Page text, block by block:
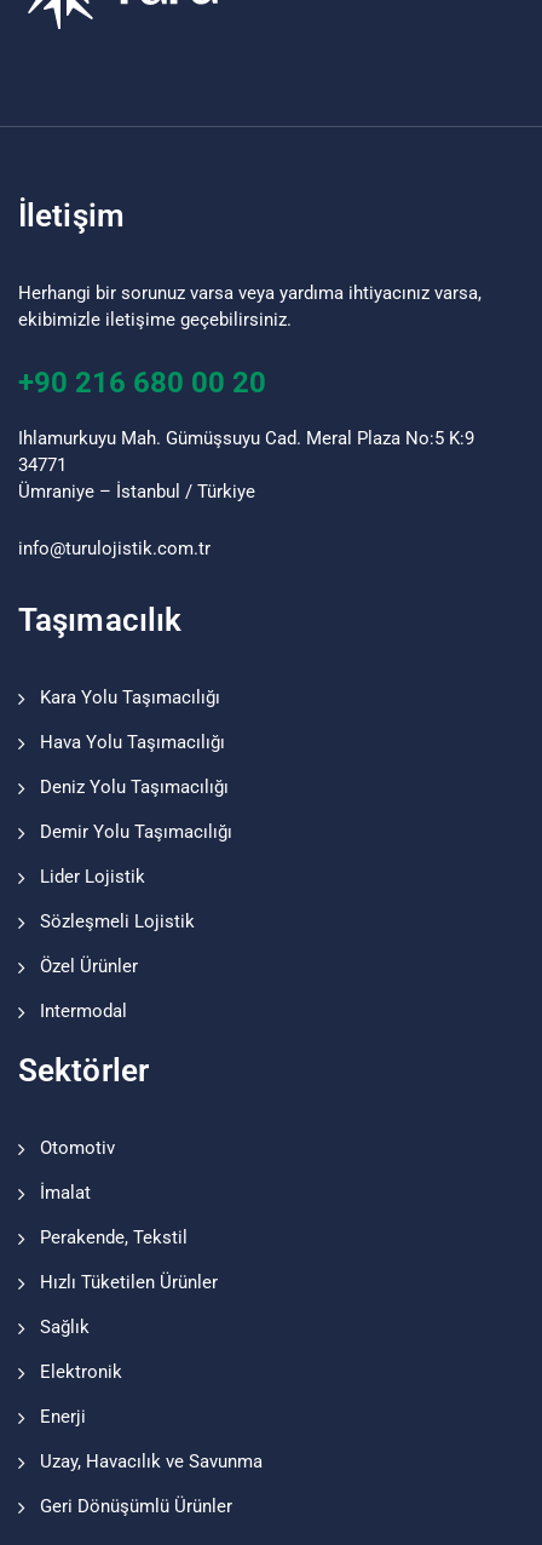
İletişim
Herhangi bir sorunuz varsa veya yardıma ihtiyacınız varsa,
ekibimizle iletişime geçebilirsiniz.
+90 216 680 00 20
Ihlamurkuyu Mah. Gümüşsuyu Cad. Meral Plaza No:5 K:9
34771
Ümraniye – İstanbul / Türkiye
info@turu lojistik.com.tr
Taşımacılık
Kara Yolu Taşımacılığı
Hava Yolu Taşımacılığı
Deniz Yolu Taşımacılığı
Demir Yolu Taşımacılığı
Lider Lojistik
Sözleşmeli Lojistik
Özel Ürünler
Intermodal
Sektörler
Otomotiv
İmalat
Perakende, Tekstil
Hızlı Tüketilen Ürünler
Sağlık
Elektronik
Enerji
Uzay, Havacılık ve Savunma
Geri Dönüşümlü Ürünler